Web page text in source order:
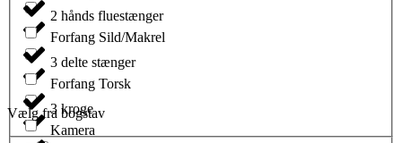
Forfang Sild/Makrel
Forfang Torsk
Kamera
2 hånds fluestænger
3 delte stænger
3 kroge
Vælg fra bogstav